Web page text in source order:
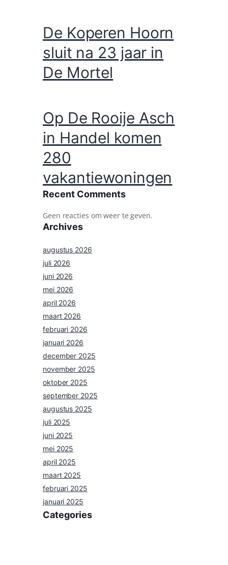
De Koperen Hoorn
sluit na 23 jaar in
De Mortel
Op De Rooije Asch
in Handel komen
280
vakantiewoningen
Recent Comments
Geen reacties om weer te geven.
Archives
augustus 2026
juli 2026
juni 2026
mei 2026
april 2026
maart 2026
februari 2026
januari 2026
december 2025
november 2025
oktober 2025
september 2025
augustus 2025
juli 2025
juni 2025
mei 2025
april 2025
maart 2025
februari 2025
januari 2025
Categories